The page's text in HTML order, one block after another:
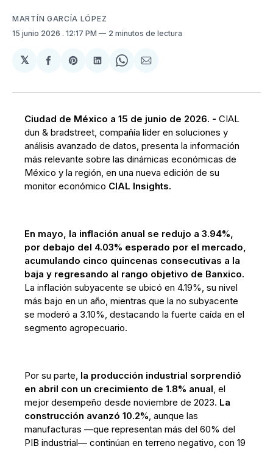
MARTÍN GARCÍA LÓPEZ
15 junio 2026 . 12:17 PM 2 minutos de lectura
𝕏
Compartir
Facebook
Share
Pinterest
Compartir
LinkedIn
Share
WhatsApp
Compartir
Email
Ciudad de México a 15 de junio de 2026. -CIAL
dun & bradstreet, compañía líder en soluciones y
análisis avanzado de datos, presenta la información
más relevante sobre las dinámicas económicas de
México y la región, en una nueva edición de su
monitor económico CIAL Insights.
En mayo, la inflación anual se redujo a 3.94%,
por debajo del 4.03% esperado por el mercado,
acumulando cinco quincenas consecutivas a la
baja y regresando al rango objetivo de Banxico.
La inflación subyacente se ubicó en 4.19%, su nivel
más bajo en un año, mientras que la no subyacente
se moderó a 3.10%, destacando la fuerte caída en el
segmento agropecuario.
Por su parte, la producción industrial sorprendió
en abril con un crecimiento de 1.8% anual, el
mejor desempeño desde noviembre de 2023. La
construcción avanzó 10.2%, aunque las
manufacturas —que representan más del 60% del
PIB industrial— continúan en terreno negativo, con 19